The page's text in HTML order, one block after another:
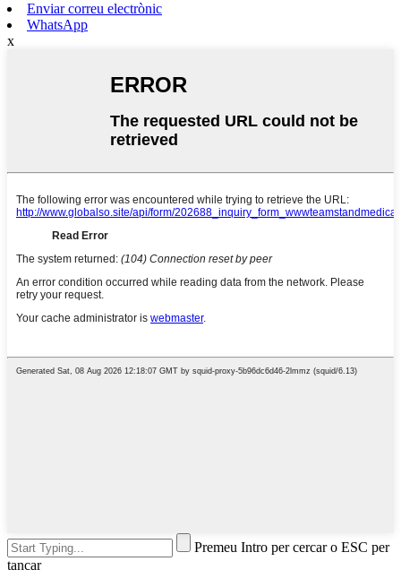
Enviar correu electrònic
WhatsApp
x
Premeu Intro per cercar o ESC per
tancar